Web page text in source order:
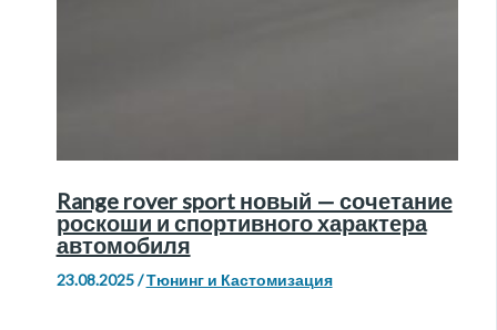
Range rover sport новый — сочетание
роскоши и спортивного характера
автомобиля
23.08.2025/Тюнинг и Кастомизация